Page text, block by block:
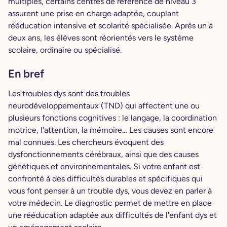
assurent une prise en charge adaptée, couplant
rééducation intensive et scolarité spécialisée. Après un à
deux ans, les élèves sont réorientés vers le système
scolaire, ordinaire ou spécialisé.
En bref
Les troubles dys sont des troubles
neurodéveloppementaux (TND) qui affectent une ou
plusieurs fonctions cognitives : le langage, la coordination
motrice, l'attention, la mémoire… Les causes sont encore
mal connues. Les chercheurs évoquent des
dysfonctionnements cérébraux, ainsi que des causes
génétiques et environnementales. Si votre enfant est
confronté à des difficultés durables et spécifiques qui
vous font penser à un trouble dys, vous devez en parler à
votre médecin. Le diagnostic permet de mettre en place
une rééducation adaptée aux difficultés de l'enfant dys et